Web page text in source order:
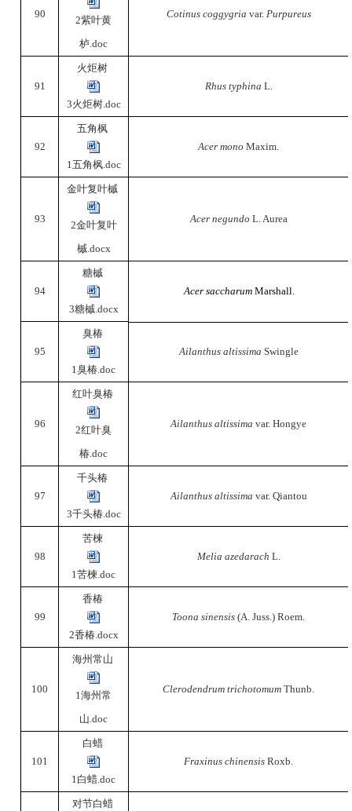
90
2紫叶黄
栌.doc
Cotinus coggygria var. Purpureus
91
火炬树
3火炬树.doc
Rhus typhina L.
92
五角枫
1五角枫.doc
Acer mono Maxim.
93
金叶复叶槭
2金叶复叶
槭.docx
Acer negundo L. Aurea
94
糖槭
3糖槭.docx
Acer saccharum Marshall.
95
臭椿
1臭椿.doc
Ailanthus altissima Swingle
96
红叶臭椿
2红叶臭
椿.doc
Ailanthus altissima var. Hongye
97
千头椿
3千头椿.doc
Ailanthus altissima var. Qiantou
98
苦楝
1苦楝.doc
Melia azedarach L.
99
香椿
2香椿.docx
Toona sinensis (A. Juss.) Roem.
100
海州常山
1海州常
山.doc
Clerodendrum trichotomum Thunb.
101
白蜡
1白蜡.doc
Fraxinus chinensis Roxb.
对节白蜡